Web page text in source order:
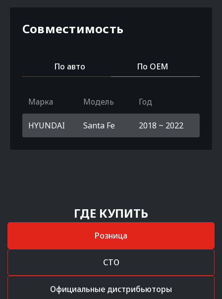
Совместимость
По авто По OEM
Марка Модель Год
HYUNDAI Santa Fe 2018 ~ 2022
ГДЕ КУПИТЬ
Розница
СТО
Официальные дистрибьюторы